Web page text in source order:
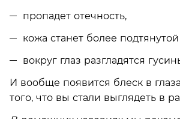
пропадет отечность,
кожа станет более
вокруг глаз разгладятся
И вообще появится блеск в
того, что вы стали выглядеть в